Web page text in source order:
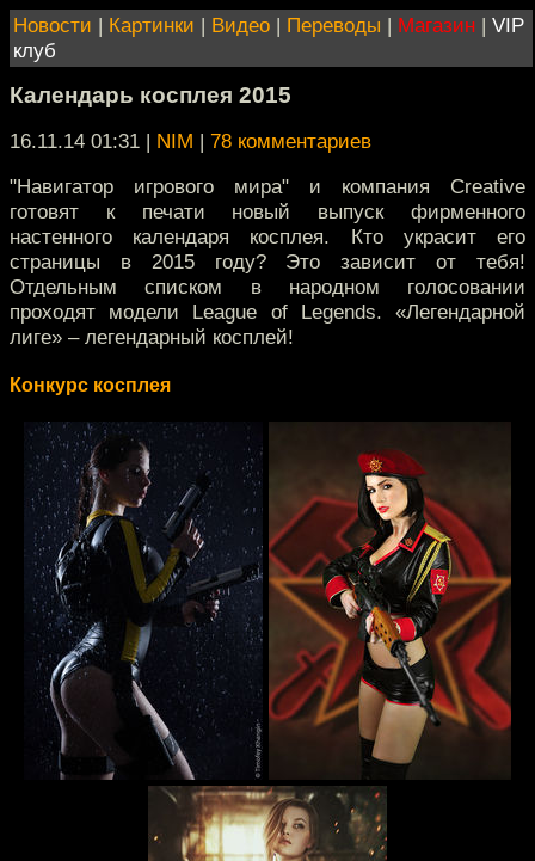
Новости | Картинки | Видео | Переводы | Магазин | VIP
клуб
Календарь косплея 2015
16.11.14 01:31 | NIM | 78 комментариев
"Навигатор игрового мира" и компания Creative
готовят к печати новый выпуск фирменного
настенного календаря косплея. Кто украсит его
страницы в 2015 году? Это зависит от тебя!
Отдельным списком в народном голосовании
проходят модели League of Legends. «Легендарной
лиге» – легендарный косплей!
Конкурс косплея